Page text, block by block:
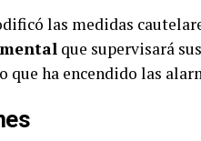
las medidas
que supervisará
que ha encendido las